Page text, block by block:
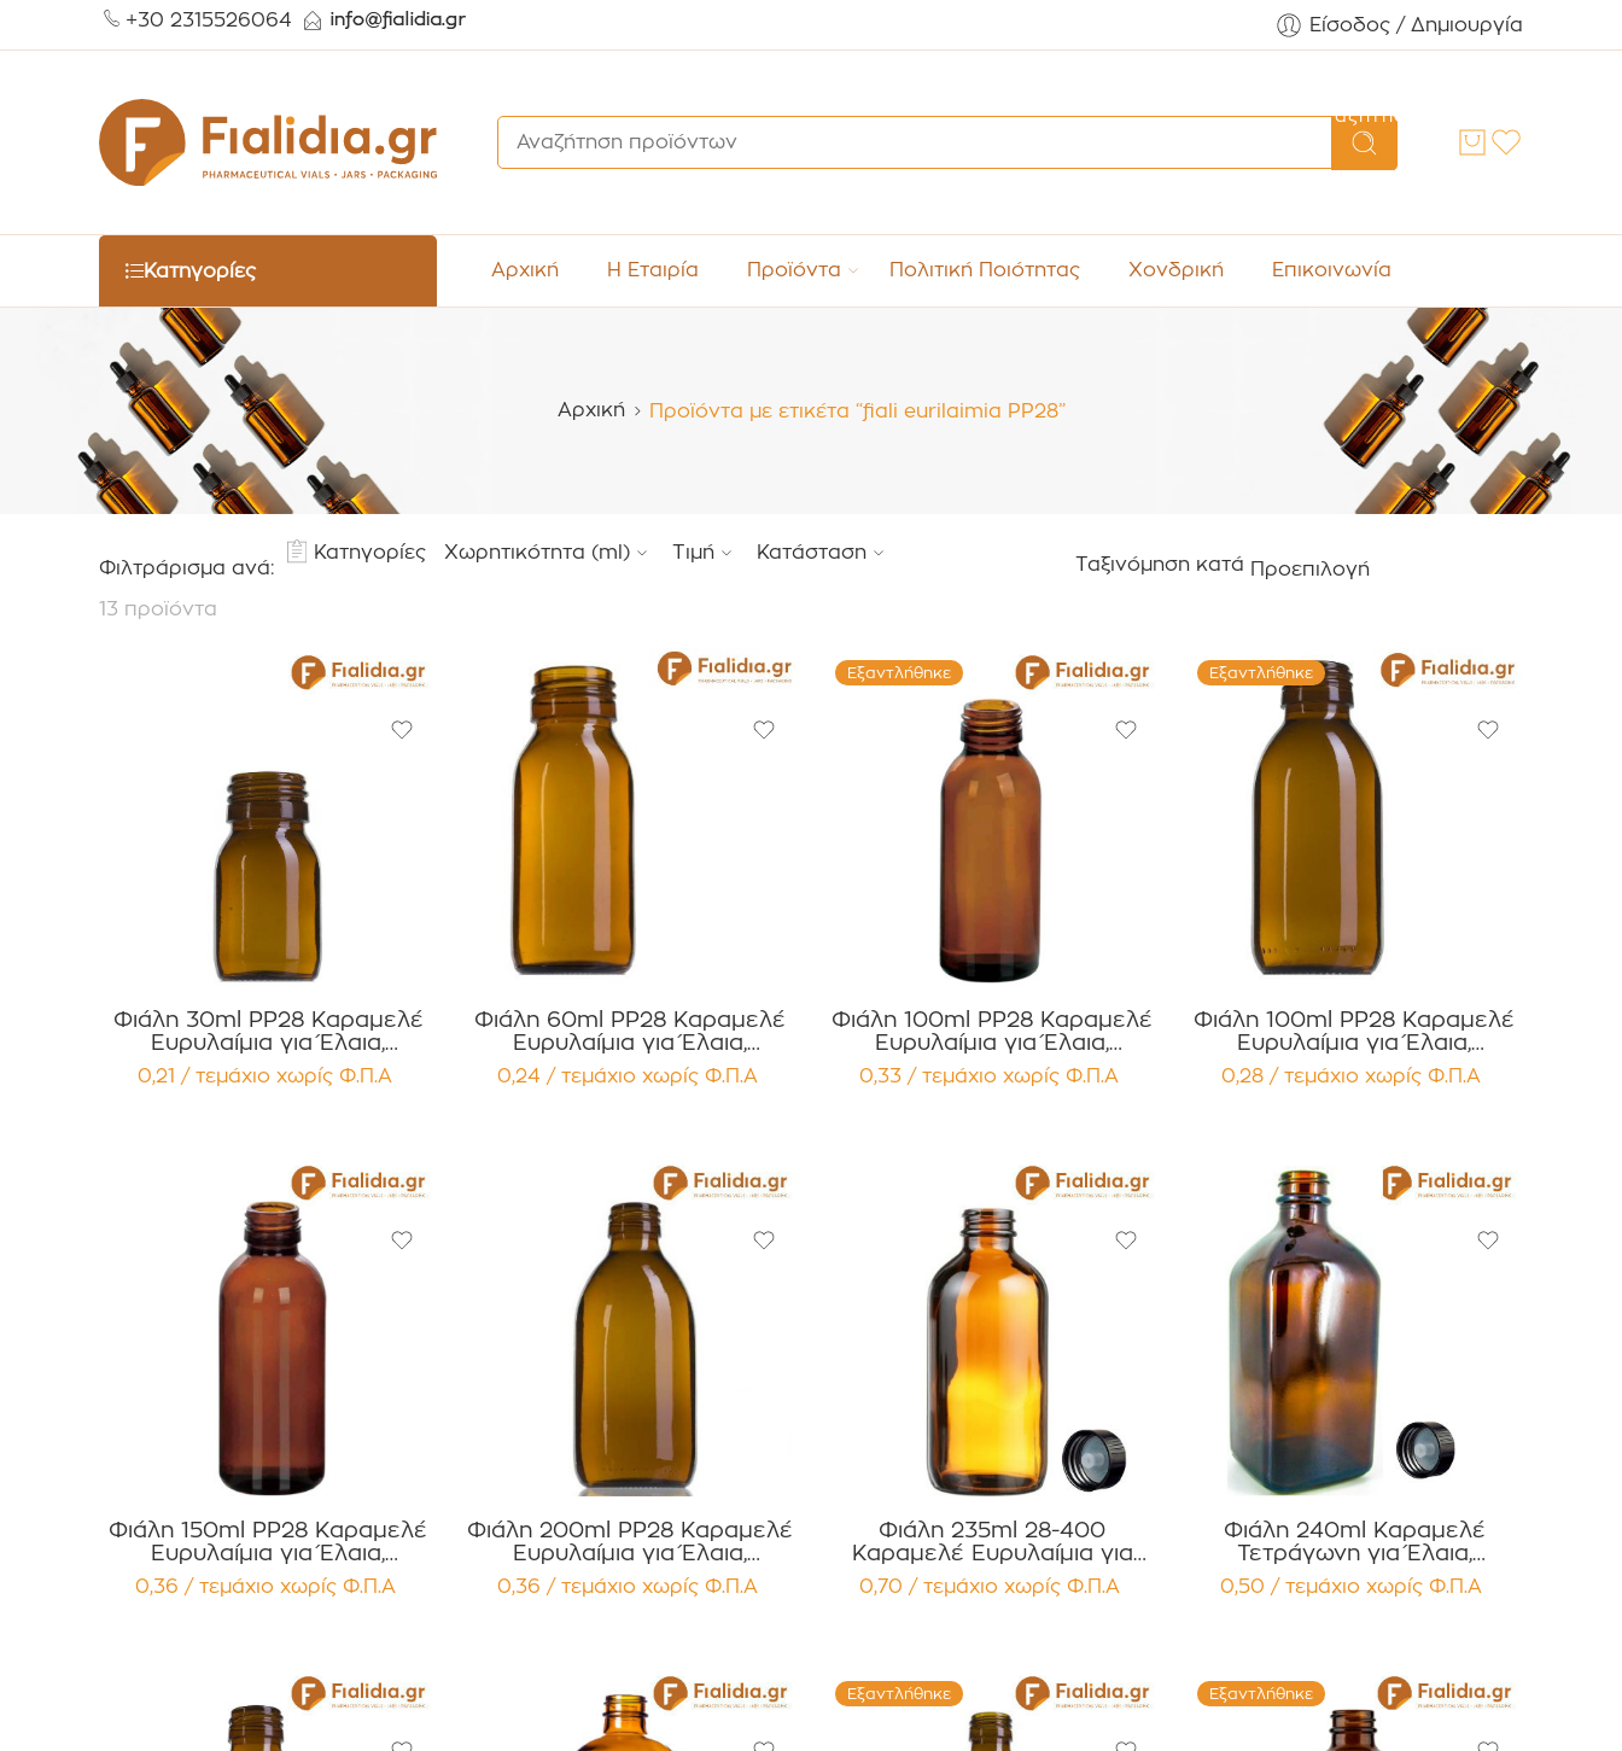
+30 2315526064 Είσοδος / Δημιουργία
Αναζήτηση
Κατηγορίες Αρχική Η Εταιρία Προϊόντα Πολιτική Ποιότητας Χονδρική Επικοινωνία
Αρχική Προϊόντα με ετικέτα “fiali eurilaimia PP28”
Φιλτράρισμα ανά:
Κατηγορίες Χωρητικότητα (ml) Τιμή Κατάσταση
13 προϊόντα
Ταξινόμηση κατά Προεπιλογή
Φιάλη 30ml PP28 Καραμελέ
Ευρυλαίμια για Έλαια,
Βάμματα Αρώματα
Συσκευασία 12 τεμαχίων
0,21 / τεμάχιο χωρίς Φ.Π.Α
Φιάλη 60ml PP28 Καραμελέ
Ευρυλαίμια για Έλαια,
Βάμματα Αρώματα
Συσκευασία 12 τεμαχίων
0,24 / τεμάχιο χωρίς Φ.Π.Α
Εξαντλήθηκε
Φιάλη 100ml PP28 Καραμελέ
Ευρυλαίμια για Έλαια,
Βάμματα Αρώματα
Συσκευασία 12 τεμαχίων
0,33 / τεμάχιο χωρίς Φ.Π.Α
Εξαντλήθηκε
Φιάλη 100ml PP28 Καραμελέ
Ευρυλαίμια για Έλαια,
Βάμματα Αρώματα
Συσκευασία 12 τεμαχίων
0,28 / τεμάχιο χωρίς Φ.Π.Α
Φιάλη 150ml PP28 Καραμελέ
Ευρυλαίμια για Έλαια,
Βάμματα Αρώματα
Συσκευασία 12 τεμαχίων
0,36 / τεμάχιο χωρίς Φ.Π.Α
Φιάλη 200ml PP28 Καραμελέ
Ευρυλαίμια για Έλαια,
Βάμματα Αρώματα
Συσκευασία 12 τεμαχίων
0,36 / τεμάχιο χωρίς Φ.Π.Α
Φιάλη 235ml 28-400
Καραμελέ Ευρυλαίμια για
Έλαια, Βάμματα Αρώματα
Συσκευασία 12 τεμαχίων
0,70 / τεμάχιο χωρίς Φ.Π.Α
Φιάλη 240ml Καραμελέ
Τετράγωνη για Έλαια,
Βάμματα Αρώματα
Συσκευασία 12 τεμαχίων
0,50 / τεμάχιο χωρίς Φ.Π.Α
Εξαντλήθηκε Εξαντλήθηκε